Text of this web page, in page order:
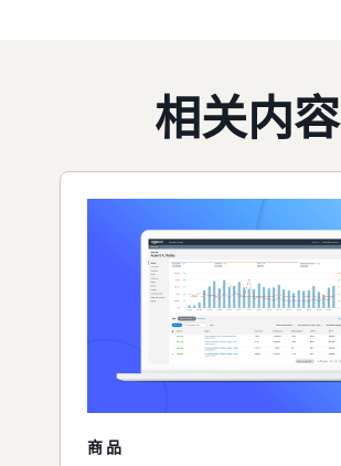
相关内容
商品